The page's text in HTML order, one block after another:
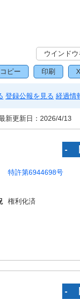
ウインドウ
ピー 印刷
登録公報を見る 経過情
新更新日： 2026/4/13
特許第6944698号
権利化済